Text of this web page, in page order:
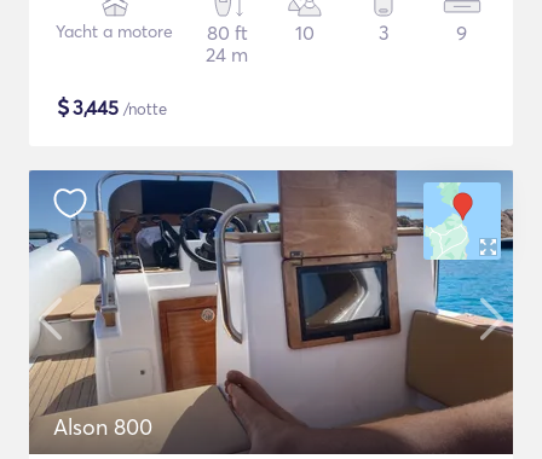
Yacht a motore
80 ft
24 m
10 3 9
$3,445 /notte
Alson 800